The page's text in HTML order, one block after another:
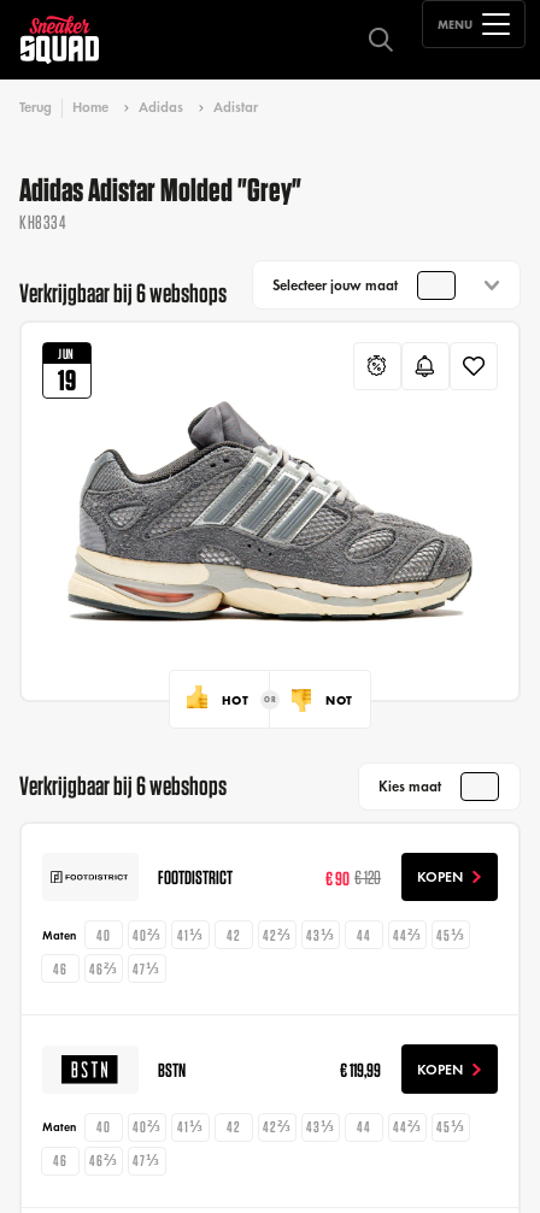
MENU
Terug Home Adidas Adistar
Adidas Adistar Molded "Grey"
KH8334
Verkrijgbaar bij 6 webshops Selecteer jouw maat
JUN
19
HOT NOT
Verkrijgbaar bij 6 webshops Kies maat
FOOTDISTRICT € 90 € 120 KOPEN
Maten 40 40⅔ 41⅓ 42 42⅔ 43⅓ 44 44⅔
45⅓
46
46⅔ 47⅓
BSTN € 119,99 KOPEN
Maten 40 40⅔ 41⅓ 42 42⅔ 43⅓ 44 44⅔
45⅓
46
46⅔ 47⅓